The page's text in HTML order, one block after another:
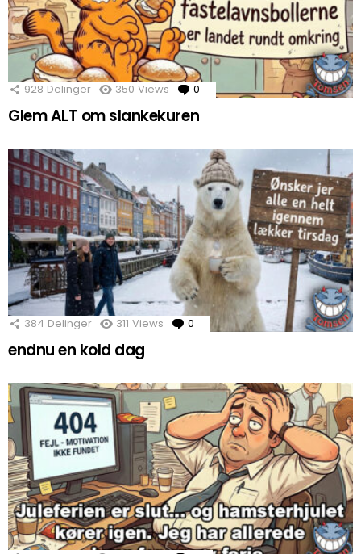
928 Delinger 350 Views 0 Comments
Glem ALT om slankekuren
384 Delinger 311 Views 0 Comments
endnu en kold dag